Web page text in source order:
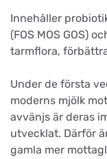
Innehåller
(FOS MOS GOS)
tarmflora,
Under de första
moderns mjölk
avvänjs är deras
utvecklat. Därför
gamla mer